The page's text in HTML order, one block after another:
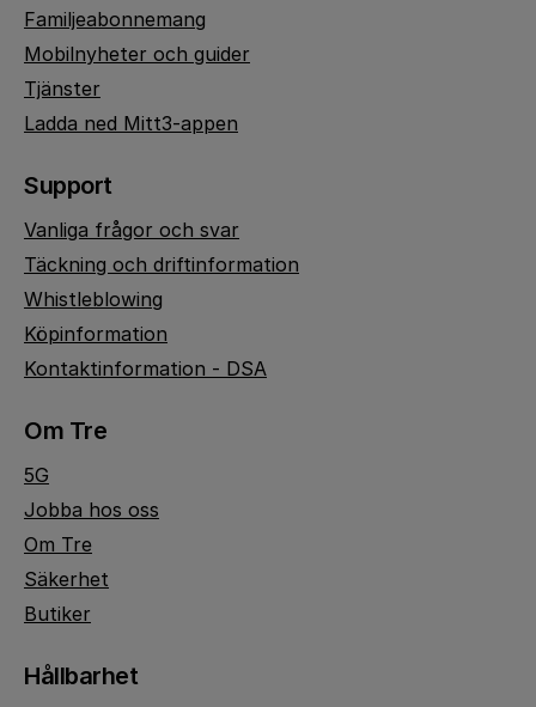
Familjeabonnemang
Mobilnyheter och guider
Tjänster
Ladda ned Mitt3-appen
Support
Vanliga frågor och svar
Täckning och driftinformation
Whistleblowing
Köpinformation
Kontaktinformation - DSA
Om Tre
5G
Jobba hos oss
Om Tre
Säkerhet
Butiker
Hållbarhet